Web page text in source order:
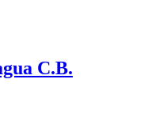
C.B.